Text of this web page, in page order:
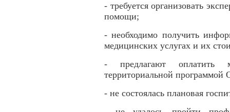
- требуется организовать
помощи;
- необходимо получить
медицинских услугах и их
- предлагают оплатить
территориальной
- не состоялась плановая